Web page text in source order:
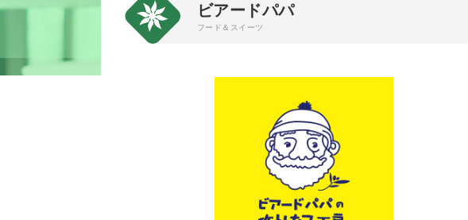
ビアードパパ
フード＆スイーツ